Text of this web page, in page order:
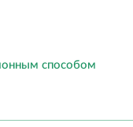
способом